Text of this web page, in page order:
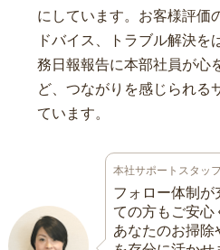
にしています。お客様評価
ドバイス、トラブル解決を
務日報報告に本部社員が心
ど、つながりを感じられる
ています。
本社サポートスタッフ
フォロー体制が
ての方もご安心
あなたのお掃除